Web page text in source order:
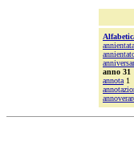
annientata
anno 31
annota 1